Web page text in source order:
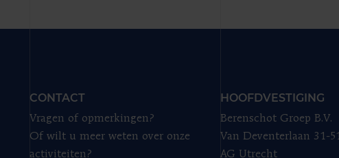
CONTACT
Vragen of opmerkingen?
Of wilt u meer weten over onze
activiteiten?
HOOFDVESTIGING
Berenschot Groep B.V.
Van Deventerlaan 31-
AG Utrecht